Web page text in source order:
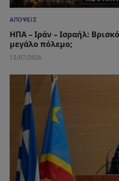
ΑΠΌΨΕΙΣ
ΗΠΑ – Ιράν – Ισραήλ:
μεγάλο πόλεμο;
12/07/2026